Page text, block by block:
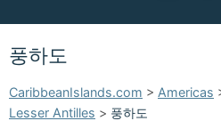
풍하도
CaribbeanIslands.com > Americas
Lesser Antilles > 풍하도